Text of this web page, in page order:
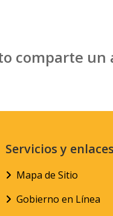
comparte
Servicios y
Mapa de Sitio
Gobierno en Línea